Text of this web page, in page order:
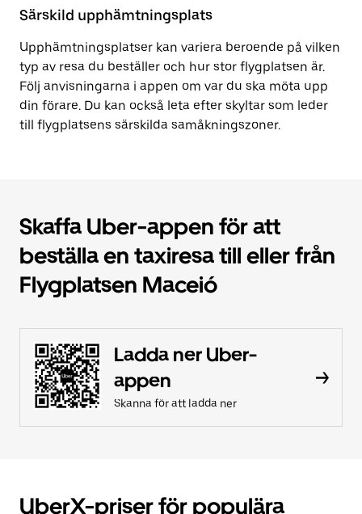
Särskild upphämtningsplats
Upphämtningsplatser kan variera beroende på vilken
typ av resa du beställer och hur stor flygplatsen är.
Följ anvisningarna i appen om var du ska möta upp
din förare. Du kan också leta efter skyltar som leder
till flygplatsens särskilda samåkningszoner.
Skaffa Uber-appen för att
beställa en taxiresa till eller från
Flygplatsen Maceió
Ladda ner Uber-
appen
Skanna för att ladda ner
UberX-priser för populära